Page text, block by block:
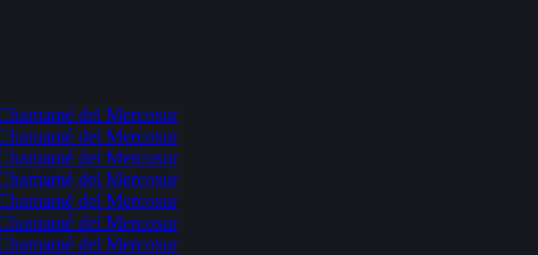
del Mercosur
del Mercosur
del Mercosur
del Mercosur
del Mercosur
del Mercosur
del Mercosur